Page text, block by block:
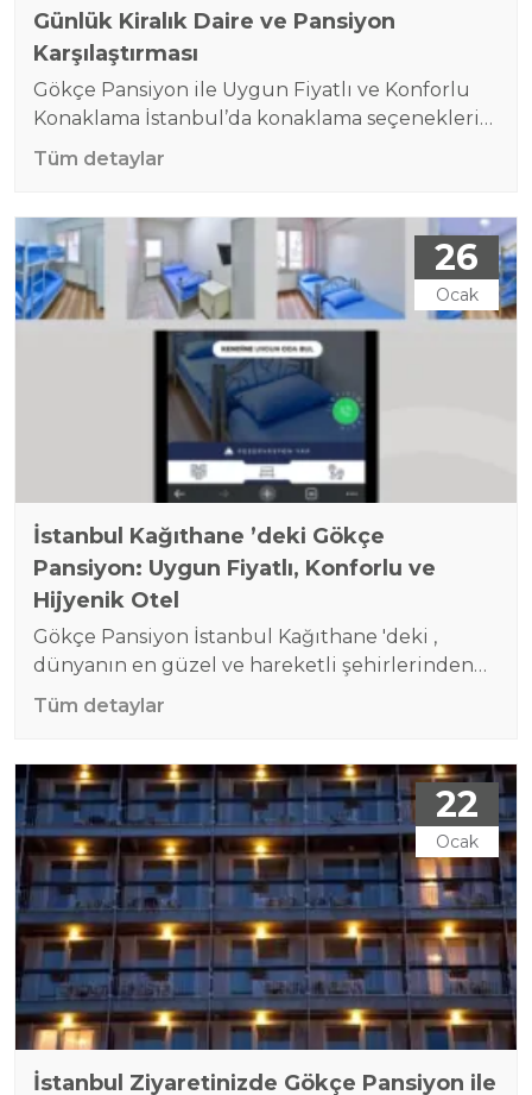
Günlük Kiralık Daire ve Pansiyon
Karşılaştırması
Gökçe Pansiyon ile Uygun Fiyatlı ve Konforlu
Konaklama İstanbul’da konaklama seçenekleri
arasında günlük kiralık daireler ve pansiyonlar
oldukça yaygın tercihlerdir. Ancak her iki
Hangi konaklama türünün sizin için uygun
olduğuna karar vermek için günlük kiralık
daireler ve pansiyonların avantajlarını ve
dezavantajlarını göz önünde bulundurmak
gerekir. Gökçe Pansiyon, ekonomik fiyatlar ve…
Tüm detaylar
26
Ocak
İstanbul Kağıthane ’deki Gökçe
Pansiyon: Uygun Fiyatlı, Konforlu ve
Hijyenik Otel
Gökçe Pansiyon İstanbul Kağıthane 'deki ,
dünyanın en güzel ve hareketli şehirlerinden
biri olarak, milyonlarca ziyaretçiyi kendine
çekiyor. Şehirdeki tarihi dokular, kültürel miras
yabancı turistlerin ilgisini çekiyor. Ancak,
İstanbul’da konaklama doğru yer seçilmediği
takdirde oldukça pahalı bir deneyim olabilir.
İşte bu noktada, Gökçe Pansiyon ekonomik ve…
Tüm detaylar
22
Ocak
İstanbul Ziyaretinizde Gökçe Pansiyon ile